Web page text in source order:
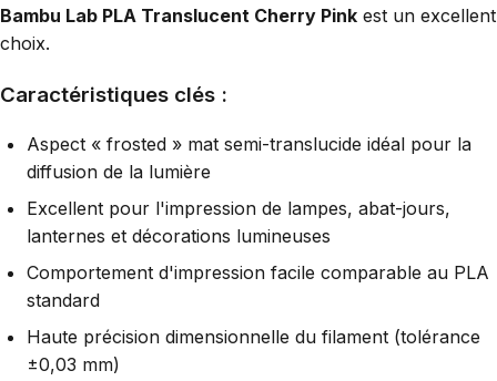
Bambu Lab PLA Translucent Cherry Pink est un excellent
choix.
Caractéristiques clés :
Aspect « frosted » mat semi-translucide idéal pour la
diffusion de la lumière
Excellent pour l'impression de lampes, abat-jours,
lanternes et décorations lumineuses
Comportement d'impression facile comparable au PLA
standard
Haute précision dimensionnelle du filament (tolérance
±0,03 mm)